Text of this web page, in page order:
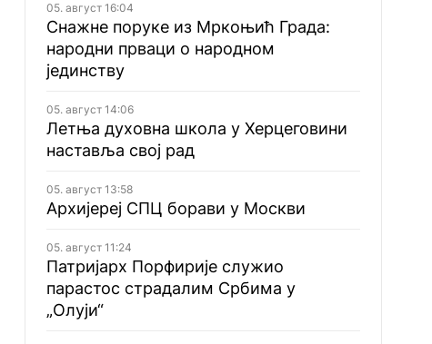
05. август 16:04
Снажне поруке из Мркоњић Града:
народни прваци о народном
јединству
05. август 14:06
Летња духовна школа у Херцеговини
наставља свој рад
05. август 13:58
Архијереј СПЦ борави у Москви
05. август 11:24
Патријарх Порфирије служио
парастос страдалим Србима у
„Олуји“